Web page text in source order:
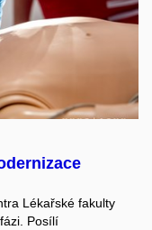
Lékařské fakulty
Posílí